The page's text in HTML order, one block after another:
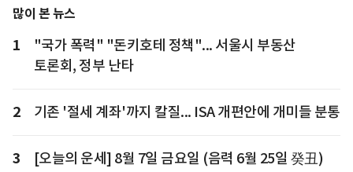
많이 본 뉴스
1
"국가 폭력" "돈키호테 정책"... 서울시 부동산
토론회, 정부 난타
2 기존 '절세 계좌'까지 칼질... ISA 개편안에 개미들 분통
3 [오늘의 운세] 8월 7일 금요일 (음력 6월 25일 癸丑)